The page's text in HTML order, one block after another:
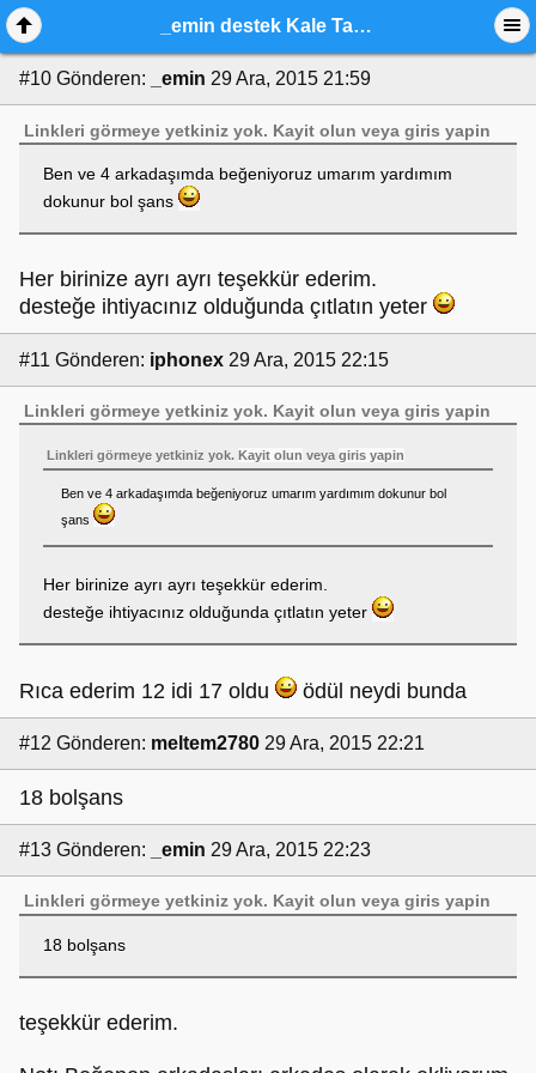
_emin destek Kale Tam Kapsam Güvenlik
#10 Gönderen: _emin 29 Ara, 2015 21:59
Linkleri görmeye yetkiniz yok. Kayit olun veyagiris yapin
Ben ve 4 arkadaşımda beğeniyoruz umarım yardımım
dokunur bol şans
Her birinize ayrı ayrı teşekkür ederim.
desteğe ihtiyacınız olduğunda çıtlatın yeter
#11 Gönderen: iphonex 29 Ara, 2015 22:15
Linkleri görmeye yetkiniz yok. Kayit olun veyagiris yapin
Linkleri görmeye yetkiniz yok.Kayit olun veyagiris yapin
Ben ve 4 arkadaşımda beğeniyoruz umarım yardımım dokunur bol
şans
Her birinize ayrı ayrı teşekkür ederim.
desteğe ihtiyacınız olduğunda çıtlatın yeter
Rıca ederim 12 idi 17 oldu ödül neydi bunda
#12 Gönderen: meltem2780 29 Ara, 2015 22:21
18 bolşans
#13 Gönderen: _emin 29 Ara, 2015 22:23
Linkleri görmeye yetkiniz yok. Kayit olun veyagiris yapin
18 bolşans
teşekkür ederim.